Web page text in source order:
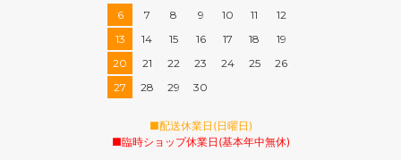
6
7 8 9 10 11
12
13
14 15 16 17 18
19
20
21 22 23 24 25
26
27
28 29 30
■配送休業日(日曜日)
■臨時ショップ休業日(基本年中無休)